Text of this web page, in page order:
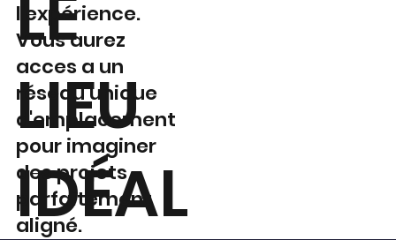
LIEU
IDÉAL
l'expérience.
Vous aurez
acces a un
réseau unique
d'emplacement
pour imaginer
des projets
parfaitement
aligné.